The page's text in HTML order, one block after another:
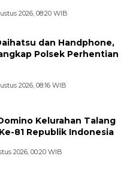
2026, 08:20 WIB
dan Handphone,
Polsek Perhentian
2026, 08:16 WIB
Kelurahan Talang
81 Republik Indonesia
2026, 00:20 WIB